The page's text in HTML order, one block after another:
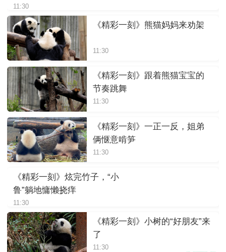
11:30
《精彩一刻》熊猫妈妈来劝架
11:30
《精彩一刻》跟着熊猫宝宝的
节奏跳舞
11:30
《精彩一刻》一正一反，姐弟
俩惬意啃笋
11:30
《精彩一刻》炫完竹子，“小
鲁”躺地慵懒挠痒
11:30
《精彩一刻》小树的“好朋友”来
了
11:30